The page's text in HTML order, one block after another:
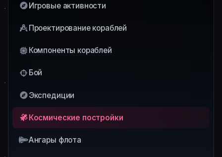
Игровые активности
Проектирование кораблей
Компоненты кораблей
Бой
Экспедиции
Космические постройки
Ангары флота